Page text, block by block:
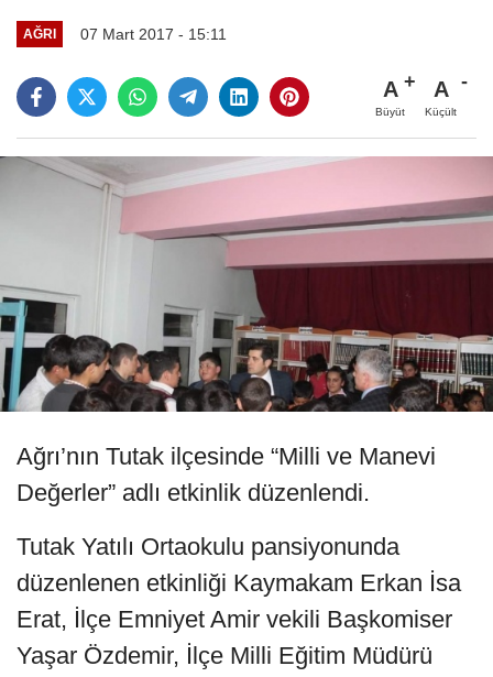
AĞRI 07 Mart 2017 - 15:11
A
Büyüt
A
Küçült
Ağrı’nın Tutak ilçesinde “Milli ve Manevi
Değerler” adlı etkinlik düzenlendi.
Tutak Yatılı Ortaokulu pansiyonunda
düzenlenen etkinliği Kaymakam Erkan İsa
Erat, İlçe Emniyet Amir vekili Başkomiser
Yaşar Özdemir, İlçe Milli Eğitim Müdürü